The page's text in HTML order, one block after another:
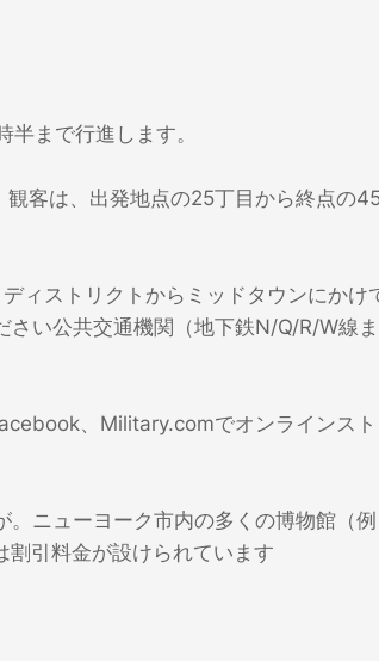
まで行進します。
観客は、出発地点の25丁目から終点の
ィストリクトからミッドタウンにかけ
い公共交通機関（地下鉄N/Q/R/W線
、Military.comでオンラインス
ニューヨーク市内の多くの博物館（例
割引料金が設けられています